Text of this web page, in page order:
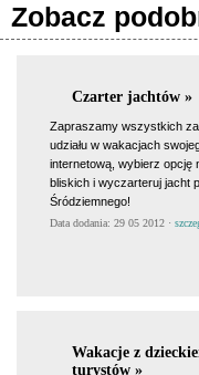
Zobacz
Czarter jachtów »
Zapraszamy wszystkich
udziału w wakacjach
internetową, wybierz opcję
bliskich i wyczarteruj jacht
Śródziemnego!
Data dodania: 29 05 2012 ·
Wakacje z
turystów »